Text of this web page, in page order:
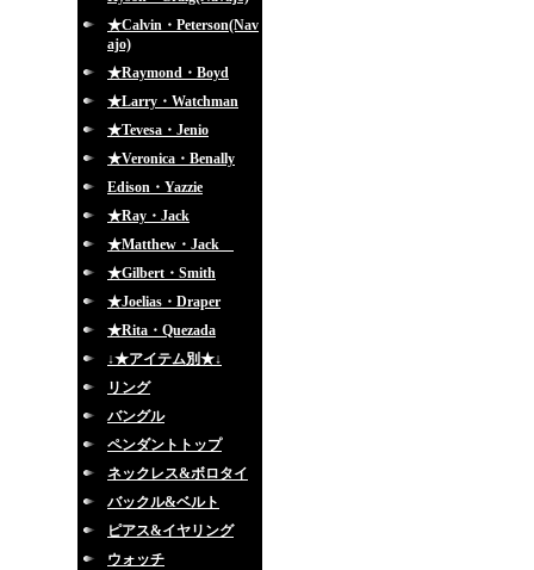
★Calvin・Peterson(Nav
ajo)
★Raymond・Boyd
★Larry・Watchman
★Tevesa・Jenio
★Veronica・Benally
Edison・Yazzie
★Ray・Jack
★Matthew・Jack
★Gilbert・Smith
★Joelias・Draper
★Rita・Quezada
↓★アイテム別★↓
リング
バングル
ペンダントトップ
ネックレス&ボロタイ
バックル&ベルト
ピアス&イヤリング
ウォッチ